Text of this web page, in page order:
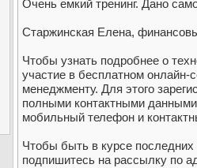
Очень емкий тренинг. Дано
Старжинская Елена,
Чтобы узнать подробнее о
участие в бесплатном онлайн-
менеджменту. Для этого
полными контактными
мобильный телефон и
Чтобы быть в курсе последних
подпишитесь на рассылку по